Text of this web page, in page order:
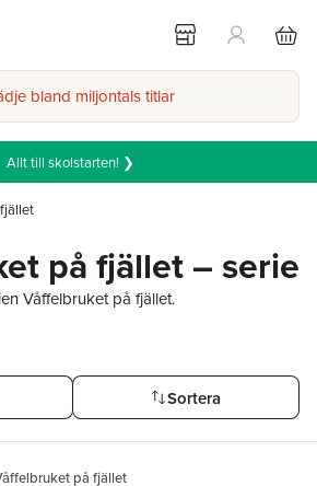
bland miljontals titlar
Allt till skolstarten! ❯
på fjället – serie
Våffelbruket på fjället.
Sortera
på fjället